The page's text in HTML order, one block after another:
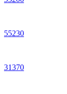
55230
31370